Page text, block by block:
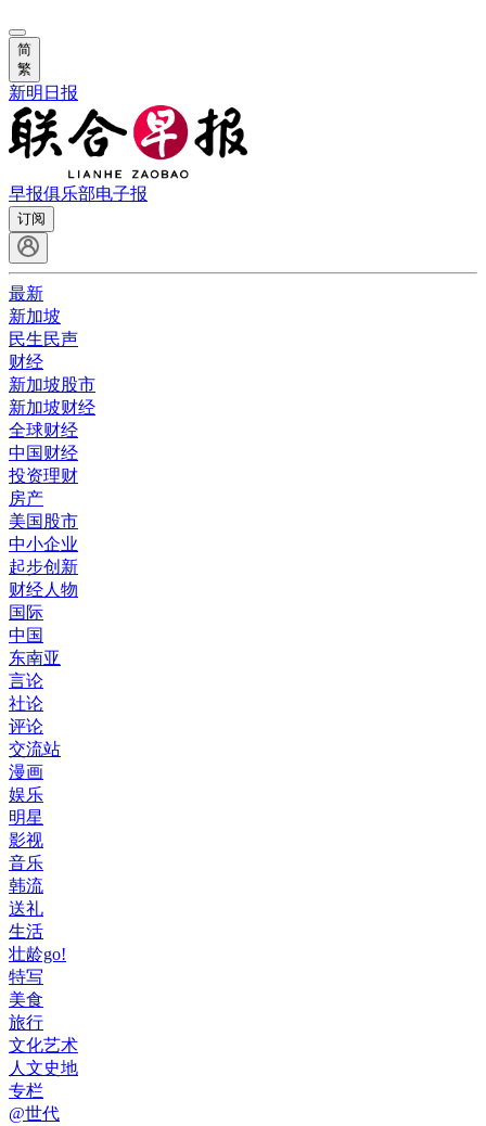
简
繁
新明日报
早报俱乐部电子报
订阅
最新
新加坡
民生民声
财经
新加坡股市
新加坡财经
全球财经
中国财经
投资理财
房产
美国股市
中小企业
起步创新
财经人物
国际
中国
东南亚
言论
社论
评论
交流站
漫画
娱乐
明星
影视
音乐
韩流
送礼
生活
壮龄go!
特写
美食
旅行
文化艺术
人文史地
专栏
@世代